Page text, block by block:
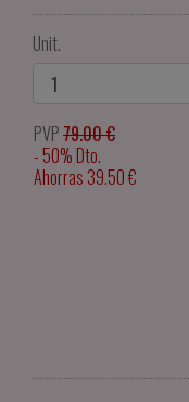
Unit.
PVP79.00 €
- 50% Dto.
Ahorras 39.50 €